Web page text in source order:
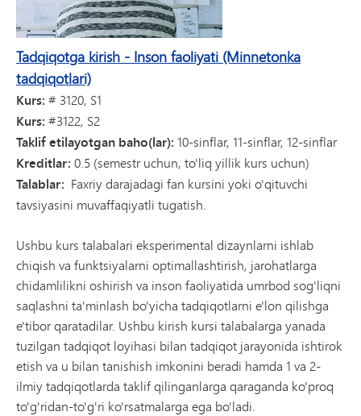
Tadqiqotga kirish - Inson faoliyati (Minnetonka
tadqiqotlari)
Kurs: # 3120, S1
Kurs: #3122, S2
Taklif etilayotgan baho(lar): 10-sinflar, 11-sinflar, 12-sinflar
Kreditlar: 0.5 (semestr uchun, to'liq yillik kurs uchun)
Talablar: Faxriy darajadagi fan kursini yoki o'qituvchi
tavsiyasini muvaffaqiyatli tugatish.
Ushbu kurs talabalari eksperimental dizaynlarni ishlab
chiqish va funktsiyalarni optimallashtirish, jarohatlarga
chidamlilikni oshirish va inson faoliyatida umrbod sog'liqni
saqlashni ta'minlash bo'yicha tadqiqotlarni e'lon qilishga
e'tibor qaratadilar. Ushbu kirish kursi talabalarga yanada
tuzilgan tadqiqot loyihasi bilan tadqiqot jarayonida ishtirok
etish va u bilan tanishish imkonini beradi hamda 1 va 2-
ilmiy tadqiqotlarda taklif qilinganlarga qaraganda ko'proq
to'g'ridan-to'g'ri ko'rsatmalarga ega bo'ladi.